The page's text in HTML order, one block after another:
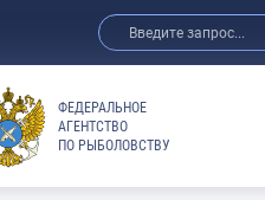
ФЕДЕРАЛЬНОЕ
АГЕНТСТВО
ПО РЫБОЛОВСТВУ